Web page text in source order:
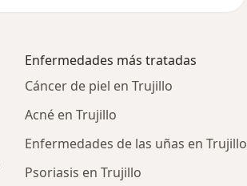
Enfermedades más tratadas
Cáncer de piel en Trujillo
Acné en Trujillo
Enfermedades de las uñas en Trujillo
Psoriasis en Trujillo